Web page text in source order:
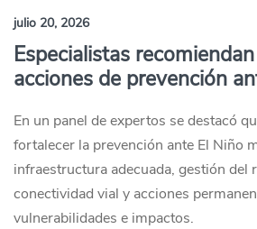
julio 20, 2026
Especialistas
acciones de prevención
En un panel de expertos se destacó
fortalecer la prevención ante El Niño
infraestructura adecuada, gestión del
conectividad vial y acciones
vulnerabilidades e impactos.